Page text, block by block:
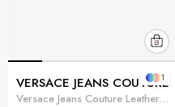
VERSACE JEANS COUTURE
Versace Jeans Couture Leather Baroque Print Erkek Sneaker Beyaz
1